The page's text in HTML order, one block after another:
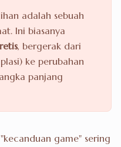
adalah sebuah
Ini biasanya
, bergerak dari
ke perubahan
panjang
game" sering